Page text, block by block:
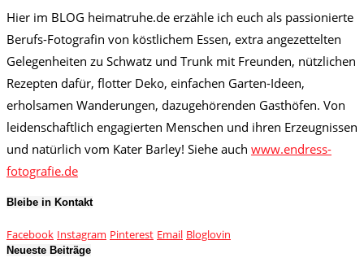
Hier im BLOG heimatruhe.de erzähle ich euch als passionierte
Berufs-Fotografin von köstlichem Essen, extra angezettelten
Gelegenheiten zu Schwatz und Trunk mit Freunden, nützlichen
Rezepten dafür, flotter Deko, einfachen Garten-Ideen,
erholsamen Wanderungen, dazugehörenden Gasthöfen. Von
leidenschaftlich engagierten Menschen und ihren Erzeugnissen
und natürlich vom Kater Barley! Siehe auch www.endress-
fotografie.de
Bleibe in Kontakt
Facebook Instagram Pinterest Email Bloglovin
Neueste Beiträge